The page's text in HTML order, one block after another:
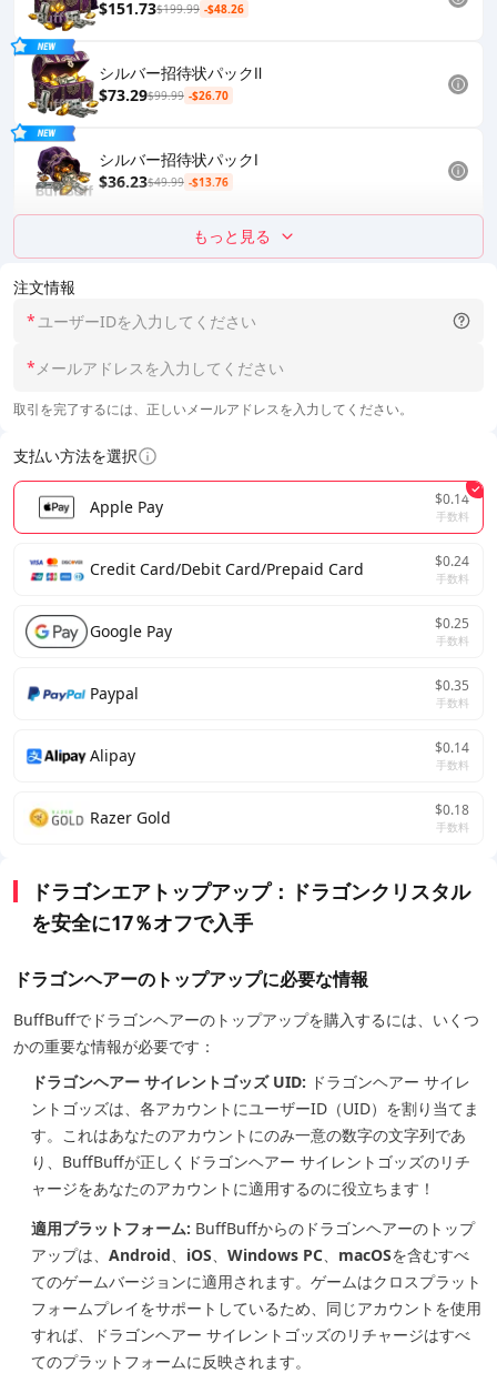
注文情報
*
*
取引を完了するには、正しいメールアドレスを入力してください。
支払い方法を選択
Apple Pay $0.14
手数料
Credit Card/Debit Card/Prepaid Card $0.24
手数料
Google Pay $0.25
手数料
Paypal $0.35
手数料
Alipay $0.14
手数料
Razer Gold $0.18
手数料
$151.73$199.99 -$48.26
シルバー招待状パックⅡ
$73.29$99.99 -$26.70
シルバー招待状パックⅠ
$36.23$49.99 -$13.76
もっと見る
ドラゴンエアトップアップ：ドラゴンクリスタル
を安全に17％オフで入手
ドラゴンヘアーのトップアップに必要な情報
BuffBuffでドラゴンヘアーのトップアップを購入するには、いくつ
かの重要な情報が必要です：
ドラゴンヘアー サイレントゴッズ UID: ドラゴンヘアー サイレ
ントゴッズは、各アカウントにユーザーID（UID）を割り当てま
す。これはあなたのアカウントにのみ一意の数字の文字列であ
り、BuffBuffが正しくドラゴンヘアー サイレントゴッズのリチ
ャージをあなたのアカウントに適用するのに役立ちます！
適用プラットフォーム: BuffBuffからのドラゴンヘアーのトップ
アップは、 Android、 iOS、 Windows PC、 macOSを含むすべ
てのゲームバージョンに適用されます。ゲームはクロスプラット
フォームプレイをサポートしているため、同じアカウントを使用
すれば、ドラゴンヘアー サイレントゴッズのリチャージはすべ
てのプラットフォームに反映されます。